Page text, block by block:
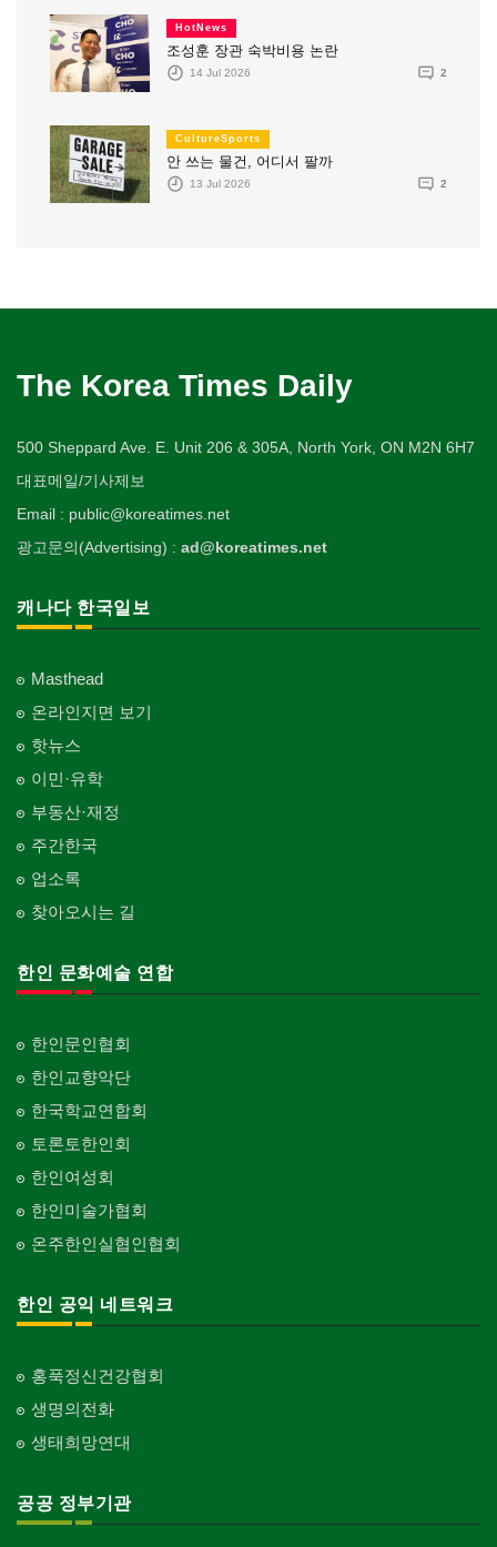
HotNews
조성훈 장관 숙박비용 논란
14 Jul 2026 2
CultureSports
안 쓰는 물건, 어디서 팔까
13 Jul 2026 2
The Korea Times Daily
500 Sheppard Ave. E. Unit 206 & 305A, North York, ON M2N 6H7
대표메일/기사제보
Email : public@koreatimes.net
광고문의(Advertising) : ad@koreatimes.net
캐나다 한국일보
Masthead
온라인지면 보기
핫뉴스
이민·유학
부동산·재정
주간한국
업소록
찾아오시는 길
한인 문화예술 연합
한인문인협회
한인교향악단
한국학교연합회
토론토한인회
한인여성회
한인미술가협회
온주한인실협인협회
한인 공익 네트워크
홍푹정신건강협회
생명의전화
생태희망연대
공공 정부기관